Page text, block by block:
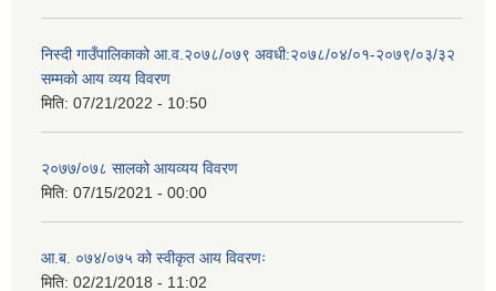
निस्दी गाउँपालिकाको आ.व.२०७८/०७९ अवधी:२०७८/०४/०१-२०७९/०३/३२
सम्मको आय व्यय विवरण
मिति: 07/21/2022 - 10:50
२०७७/०७८ सालको आयव्यय विवरण
मिति: 07/15/2021 - 00:00
आ.ब. ०७४/०७५ को स्वीकृत आय विवरणः
मिति: 02/21/2018 - 11:02